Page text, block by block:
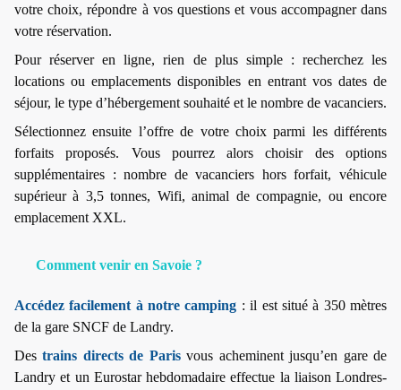
votre choix, répondre à vos questions et vous accompagner dans
votre réservation.
Pour réserver en ligne, rien de plus simple : recherchez les
locations ou emplacements disponibles en entrant vos dates de
séjour, le type d’hébergement souhaité et le nombre de vacanciers.
Sélectionnez ensuite l’offre de votre choix parmi les différents
forfaits proposés. Vous pourrez alors choisir des options
supplémentaires : nombre de vacanciers hors forfait, véhicule
supérieur à 3,5 tonnes, Wifi, animal de compagnie, ou encore
emplacement XXL.
Comment venir en Savoie ?
Accédez facilement à notre camping : il est situé à 350 mètres
de la gare SNCF de Landry.
Destrains directs de Parisvous acheminent jusqu’en gare de
Landry et un Eurostar hebdomadaire effectue la liaison Londres-